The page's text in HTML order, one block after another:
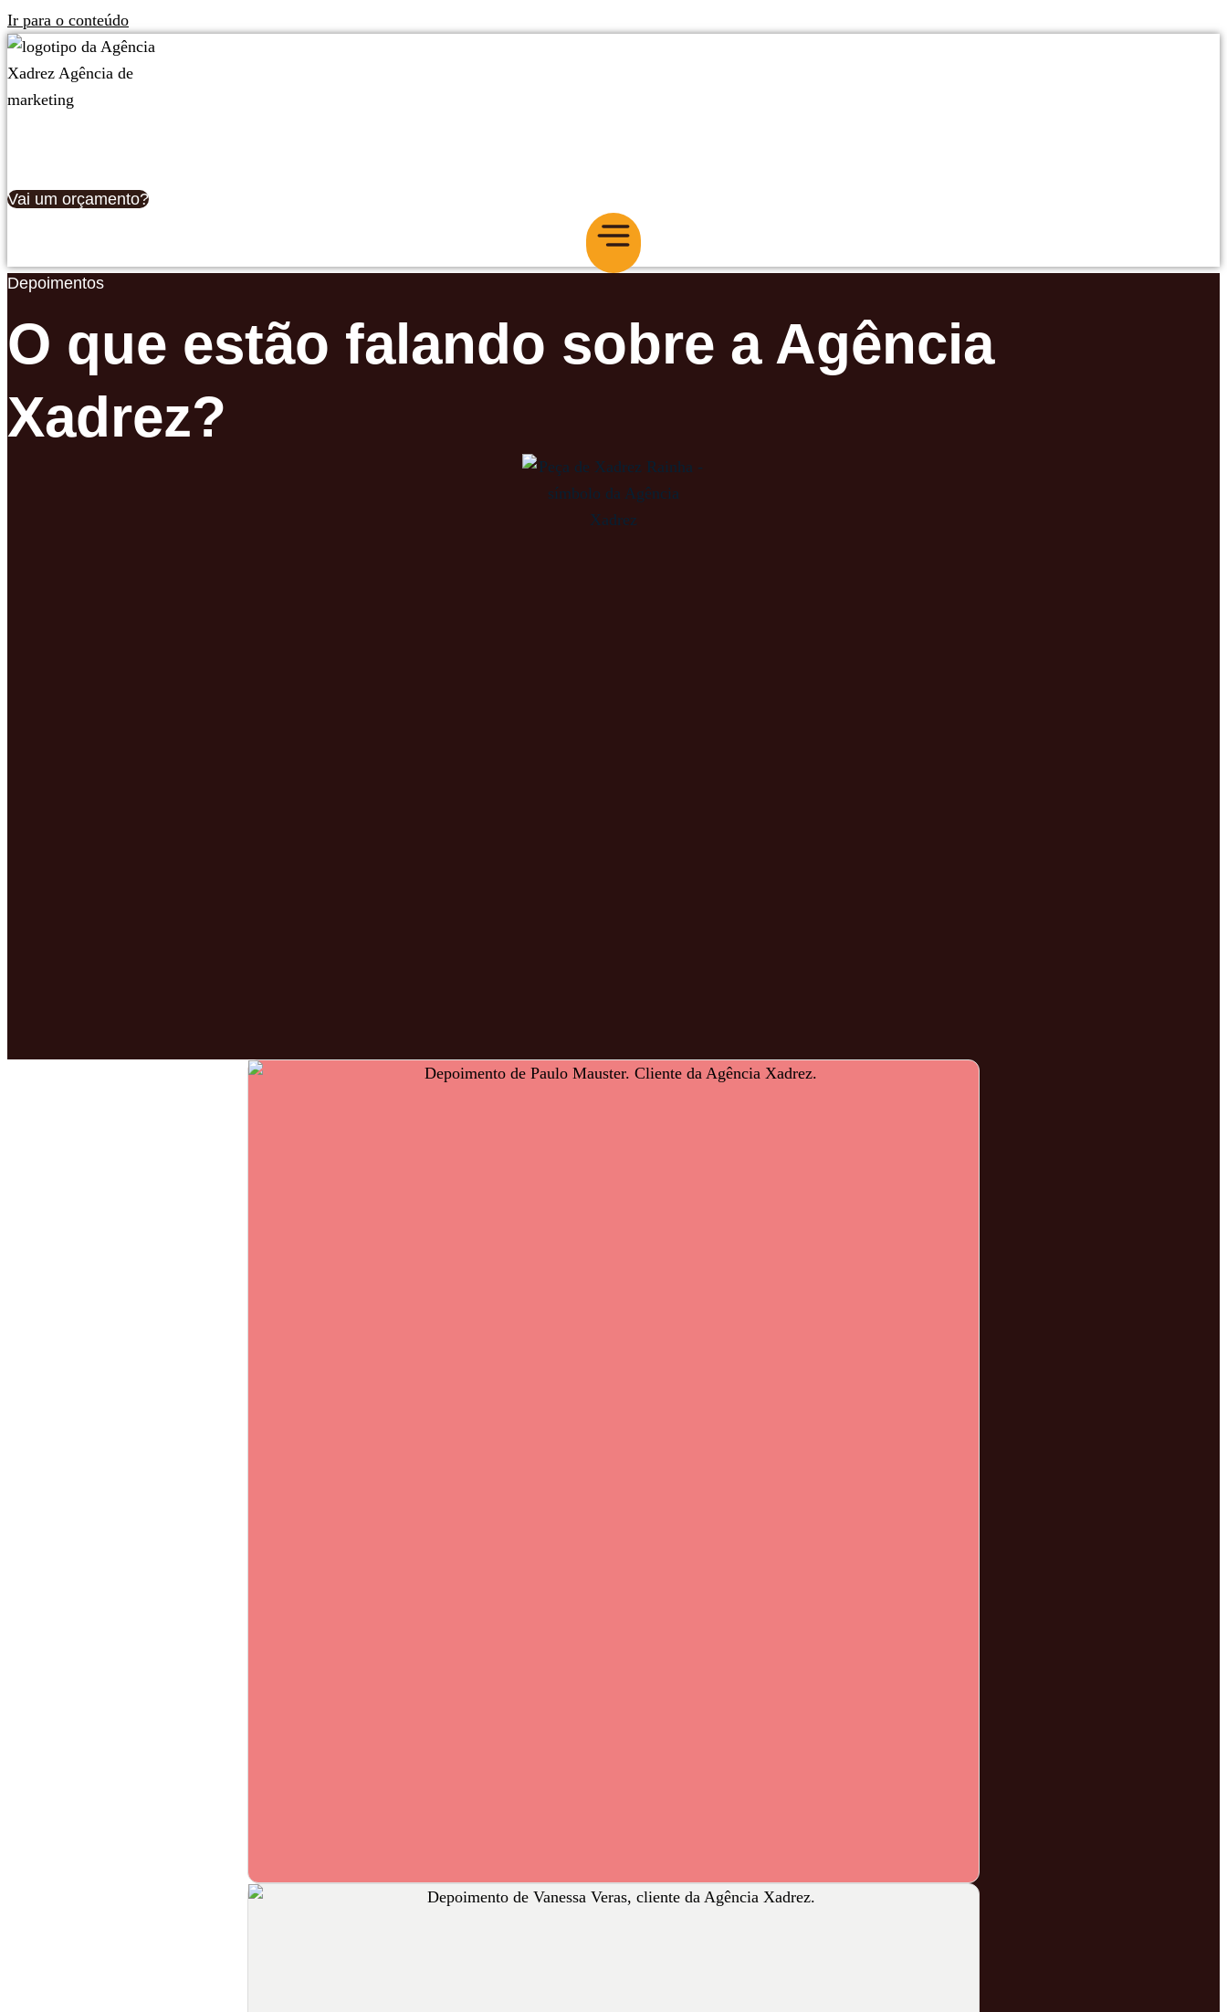
Ir para o conteúdo
Vai um orçamento?
Depoimentos
O que estão falando sobre a Agência
Xadrez?